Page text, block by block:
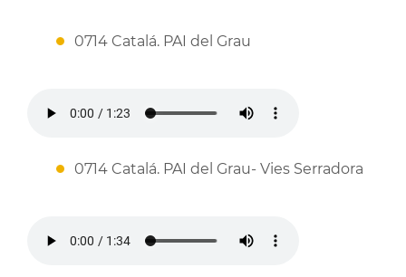
0714 Catalá. PAI del Grau
0714 Catalá. PAI del Grau- Vies Serradora